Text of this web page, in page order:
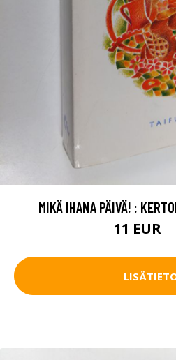
MIKÄ IHANA PÄIVÄ! :
11 EUR